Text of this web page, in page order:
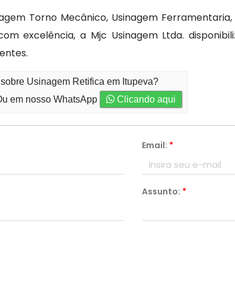
Torno Mecânico, Usinagem
excelência, a Mjc Usinagem Ltda.
Usinagem Retifica em Itupeva?
em nosso WhatsApp Clicando aqui
Email: *
Assunto: *